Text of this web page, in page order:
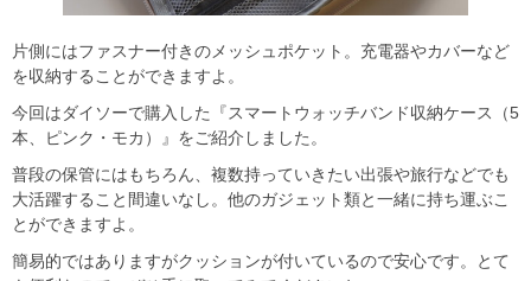
片側にはファスナー付きのメッシュポケット。充電器やカバーなど
を収納することができますよ。
今回はダイソーで購入した『スマートウォッチバンド収納ケース（5
本、ピンク・モカ）』をご紹介しました。
普段の保管にはもちろん、複数持っていきたい出張や旅行などでも
大活躍すること間違いなし。他のガジェット類と一緒に持ち運ぶこ
とができますよ。
簡易的ではありますがクッションが付いているので安心です。とて